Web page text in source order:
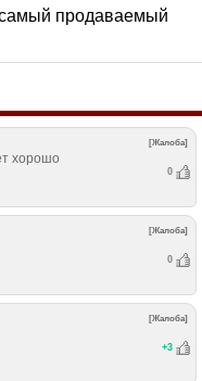
продаваемый
[Жалоба]
хорошо
0
[Жалоба]
0
[Жалоба]
+3